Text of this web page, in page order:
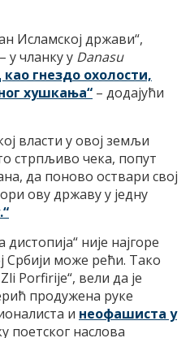
Исламској држави“,
у чланку у Danasu
гнездо охолости,
хушкања“ – додајући
власти у овој земљи
стрпљиво чека, попут
да поново оствари свој
ову државу у једну
није најгоре
може рећи. Тако
Porfirije“, вели да је
продужена руке
и неофашиста у
поетског наслова